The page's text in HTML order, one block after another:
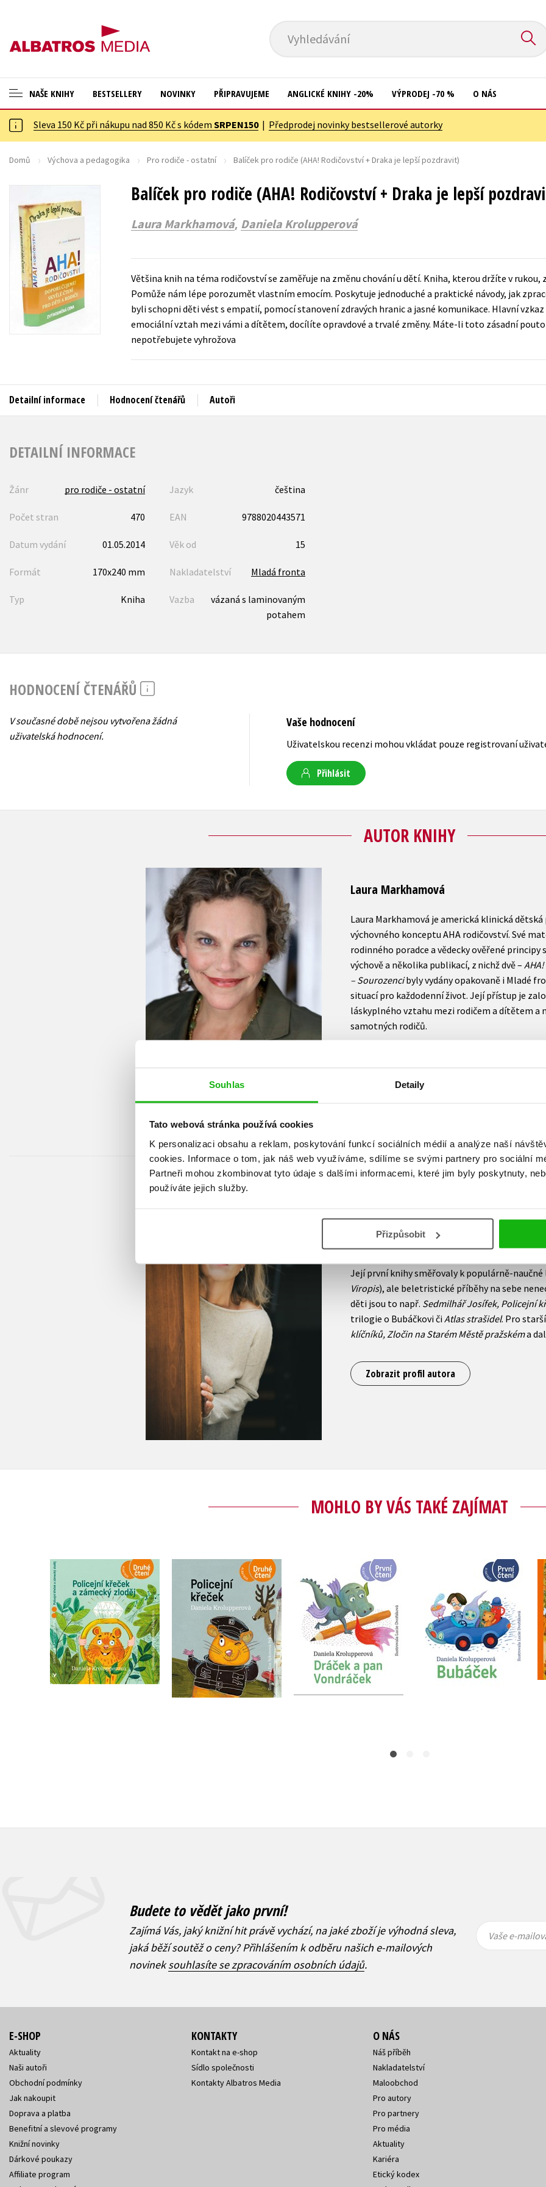
Souhlas Detaily
Tato webová stránka používá cookies
K personalizaci obsahu a reklam, poskytování funkcí sociálních médií a analýze naší
cookies. Informace o tom, jak náš web využíváme, sdílíme se svými partnery pro sociální
Partneři mohou zkombinovat tyto údaje s dalšími informacemi, které jim byly poskytnuty,
používáte jejich služby.
Přizpůsobit
Vyhledávání
NAŠE KNIHY
ANGLICKÉ KNIHY -20 %
VÝPRODEJ -70 %
ASTERIX S DÁRKEM
🎁DÁRKOVÉ PUBLIKACE
✉️ DÁRKOVÉ POUKAZY
Auto - moto
Beletrie pro děti
Beletrie pro dospělé
Cestování
Dárkové publikace
Digitální fotografie
Esoterika a duchovní svět
Jazyky
Kalendáře
Kariéra a osobní rozvoj
Kuchařky
New Adult
Počítače
Populárně - naučná pro dospělé
Populárně - naučné pro děti
Předškoláci
Společnost, politika
Učebnice
Young adult (SK)
Zahraniční literatura
BESTSELLERY NOVINKY PŘIPRAVUJEME ANGLICKÉ KNIHY -20% VÝPRODEJ -70 % O NÁS
Sleva 150 Kč při nákupu nad 850 Kč s kódem SRPEN150| Předprodej novinky bestsellerové autorky
Domů Výchova a pedagogika Pro rodiče - ostatní Balíček pro rodiče (AHA! Rodičovství + Draka je lepší pozdravit)
Balíček pro rodiče (AHA! Rodičovství + Draka je lepší
Laura Markhamová, Daniela Krolupperová
Většina knih na téma rodičovství se zaměřuje na změnu chování u dětí. Kniha, kterou držíte v rukou,
Pomůže nám lépe porozumět vlastním emocím. Poskytuje jednoduché a praktické návody, jak
byli schopni děti vést s empatií, pomocí stanovení zdravých hranic a jasné komunikace. Hlavní
emociální vztah mezi vámi a dítětem, docílíte opravdové a trvalé změny. Máte-li toto zásadní
nepotřebujete vyhrožova
Detailní informace Hodnocení čtenářů Autoři
DETAILNÍ INFORMACE
Žánr pro rodiče - ostatní Jazyk čeština
Počet stran 470 EAN 9788020443571
Datum vydání 01.05.2014 Věk od 15
Formát 170x240 mm Nakladatelství Mladá fronta
Typ Kniha Vazba
vázaná s laminovaným
potahem
HODNOCENÍ ČTENÁŘŮ
V současné době nejsou vytvořena žádná
uživatelská hodnocení.
Vaše hodnocení
Uživatelskou recenzi mohou vkládat pouze registrovaní
Přihlásit
AUTOR KNIHY
Laura Markhamová
Laura Markhamová je americká klinická
výchovného konceptu AHA rodičovství. Své
rodinného poradce a vědecky ověřené
výchově a několika publikací, z nichž dvě –
– Sourozencibyly vydány opakovaně i Mladé
situací pro každodenní život. Její přístup je
láskyplného vztahu mezi rodičem a dítětem a
samotných rodičů.
Daniela Krolupperová píše knihy
kategorií a mnohé z jejích titulů získaly
Její první knihy směřovaly k populárně-
Viropis), ale beletristické příběhy na sebe
děti jsou to např. Sedmilhář Josífek, Policejní
trilogie o Bubáčkovi či Atlas strašidel. Pro
klíčníků, Zločin na Starém Městě pražskéma
Zobrazit profil autora
MOHLO BY VÁS TAKÉ ZAJÍMAT
Policejní křeček a
zámecký zloděj
Daniela Krolupperová
Do košíku
Policejní křeček
Daniela Krolupperová
Do košíku
Dráček a pan
Vondráček
Daniela Krolupperová
Do košíku
Bubáček
Daniela Krolupperová
Do košíku
Budete to vědět jako první!
Zajímá Vás, jaký knižní hit právě vychází, na jaké zboží je výhodná sleva,
jaká běží soutěž o ceny? Přihlášením k odběru našich e-mailových
novineksouhlasíte se zpracováním osobních údajů.
mailová
mailová
Vaše e-
E-SHOP
Aktuality
Naši autoři
Obchodní podmínky
Jak nakoupit
Doprava a platba
Benefitní a slevové programy
Knižní novinky
Dárkové poukazy
Affiliate program
KONTAKTY
Kontakt na e-shop
Sídlo společnosti
Kontakty Albatros Media
O NÁS
Náš příběh
Nakladatelství
Maloobchod
Pro autory
Pro partnery
Pro média
Aktuality
Kariéra
Etický kodex